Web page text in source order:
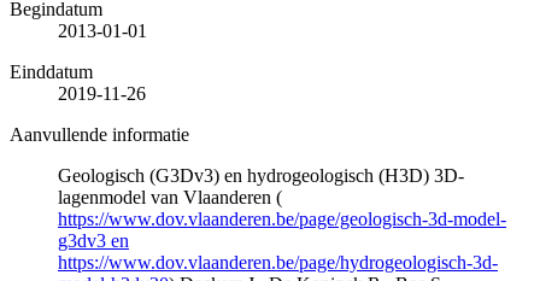
Begindatum
2013-01-01
Einddatum
2019-11-26
Aanvullende informatie
Geologisch (G3Dv3) en hydrogeologisch (H3D) 3D-
lagenmodel van Vlaanderen (
https://www.dov.vlaanderen.be/page/geologisch-3d-model-
g3dv3 en
https://www.dov.vlaanderen.be/page/hydrogeologisch-3d-